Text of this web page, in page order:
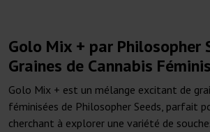
Golo Mix + par Philosopher
Graines de Cannabis
Golo Mix + est un mélange excitant de
féminisées de Philosopher Seeds, parfait
cherchant à explorer une variété de